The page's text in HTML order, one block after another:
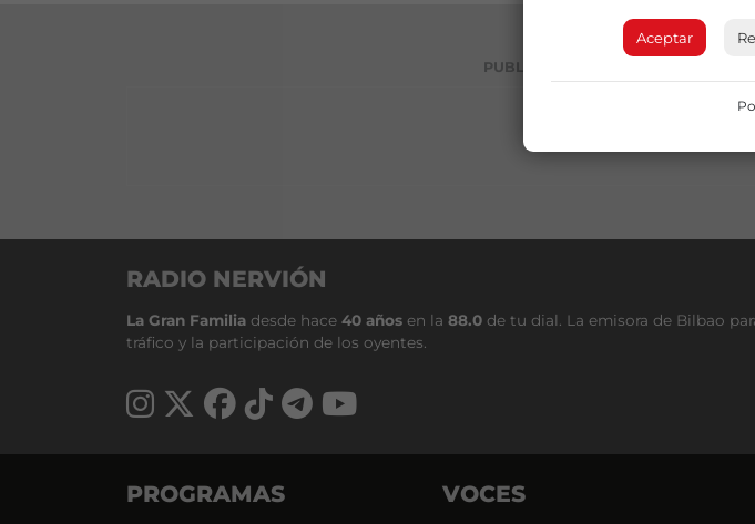
PUBLICIDAD
RADIO NERVIÓN
La Gran Familia desde hace 40 años en la 88.0 de tu dial. La emisora de Bilbao
tráfico y la participación de los oyentes.
PROGRAMAS VOCES
Aceptar